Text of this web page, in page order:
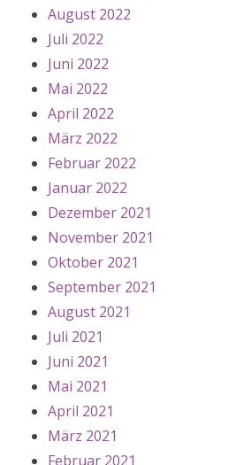
August 2022
Juli 2022
Juni 2022
Mai 2022
April 2022
März 2022
Februar 2022
Januar 2022
Dezember 2021
November 2021
Oktober 2021
September 2021
August 2021
Juli 2021
Juni 2021
Mai 2021
April 2021
März 2021
Februar 2021